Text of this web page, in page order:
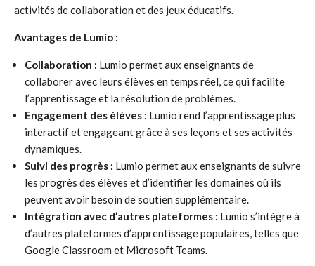
activités de collaboration et des jeux éducatifs.
Avantages de Lumio :
Collaboration : Lumio permet aux enseignants de
collaborer avec leurs élèves en temps réel, ce qui facilite
l’apprentissage et la résolution de problèmes.
Engagement des élèves : Lumio rend l’apprentissage plus
interactif et engageant grâce à ses leçons et ses activités
dynamiques.
Suivi des progrès : Lumio permet aux enseignants de suivre
les progrès des élèves et d’identifier les domaines où ils
peuvent avoir besoin de soutien supplémentaire.
Intégration avec d’autres plateformes : Lumio s’intègre à
d’autres plateformes d’apprentissage populaires, telles que
Google Classroom et Microsoft Teams.